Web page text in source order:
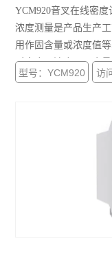
YCM920音叉在线密度
浓度测量是产品生产
用作固含量或浓度值
对密度、浓度、固含量
型号：YCM920 访